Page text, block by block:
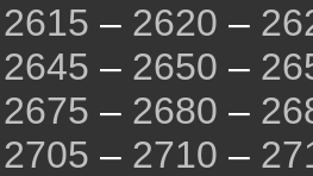
2615 – 2620 –
2645 – 2650 –
2675 – 2680 –
2705 – 2710 –